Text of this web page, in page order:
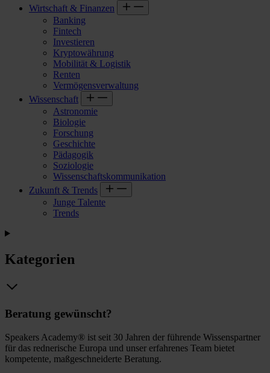
Wirtschaft & Finanzen
Banking
Fintech
Investieren
Kryptowährung
Mobilität & Logistik
Renten
Vermögensverwaltung
Wissenschaft
Astronomie
Biologie
Forschung
Geschichte
Pädagogik
Soziologie
Wissenschaftskommunikation
Zukunft & Trends
Junge Talente
Trends
Kategorien
Beratung gewünscht?
Speakers Academy® ist seit 30 Jahren der führende Wissenspartner
für das rednerische Europa und unser erfahrenes Team bietet
kompetente, maßgeschneiderte Beratung.